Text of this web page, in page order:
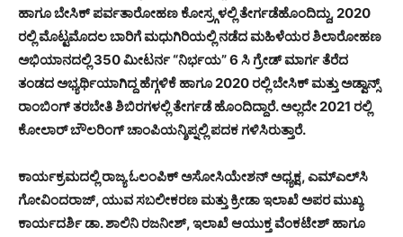
ಹಾಗೂ ಬೇಸಿಕ್ ಪರ್ವತಾರೋಹಣ ಕೋಸ್ರ್ಗಳಲ್ಲಿ ತೇರ್ಗಡೆಹೊಂದಿದ್ದು, 2020
ರಲ್ಲಿ ಮೊಟ್ಟಮೊದಲ ಬಾರಿಗೆ ಮಧುಗಿರಿಯಲ್ಲಿ ನಡೆದ ಮಹಿಳೆಯರ ಶಿಲಾರೋಹಣ
ಅಭಿಯಾನದಲ್ಲಿ 350 ಮೀಟರ್ನ “ನಿರ್ಭಯ” 6 ಸಿ ಗ್ರೇಡ್ ಮಾರ್ಗ ತೆರೆದ
ತಂಡದ ಅಭ್ಯರ್ಥಿಯಾಗಿದ್ದ ಹೆಗ್ಗಳಿಕೆ ಹಾಗೂ 2020 ರಲ್ಲಿ ಬೇಸಿಕ್ ಮತ್ತು ಅಡ್ವಾನ್ಸ್
ರಾಂಬಿಂಗ್ ತರಬೇತಿ ಶಿಬಿರಗಳಲ್ಲಿ ತೇರ್ಗಡೆ ಹೊಂದಿದ್ದಾರೆ. ಅಲ್ಲದೇ 2021 ರಲ್ಲಿ
ಕೋಲಾರ್ ಬೌಲರಿಂಗ್ ಚಾಂಪಿಯನ್ಶಿಪ್ನಲ್ಲಿ ಪದಕ ಗಳಿಸಿರುತ್ತಾರೆ.
ಕಾರ್ಯಕ್ರಮದಲ್ಲಿ ರಾಜ್ಯ ಓಲಂಪಿಕ್ ಅಸೋಸಿಯೇಶನ್ ಅಧ್ಯಕ್ಷ, ಎಮ್‍ಎಲ್‍ಸಿ
ಗೋವಿಂದರಾಜ್, ಯುವ ಸಬಲೀಕರಣ ಮತ್ತು ಕ್ರೀಡಾ ಇಲಾಖೆ ಅಪರ ಮುಖ್ಯ
ಕಾರ್ಯದರ್ಶಿ ಡಾ. ಶಾಲಿನಿ ರಜನೀಶ್, ಇಲಾಖೆ ಆಯುಕ್ತ ವೆಂಕಟೇಶ್ ಹಾಗೂ